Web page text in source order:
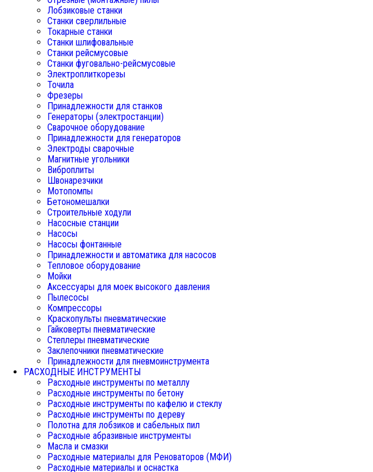
Лобзиковые станки
Станки сверлильные
Токарные станки
Станки шлифовальные
Станки рейсмусовые
Станки фуговально-рейсмусовые
Электроплиткорезы
Точила
Фрезеры
Принадлежности для станков
Генераторы (электростанции)
Сварочное оборудование
Принадлежности для генераторов
Электроды сварочные
Магнитные угольники
Виброплиты
Швонарезчики
Мотопомпы
Бетономешалки
Строительные ходули
Насосные станции
Насосы
Насосы фонтанные
Принадлежности и автоматика для насосов
Тепловое оборудование
Мойки
Аксессуары для моек высокого давления
Пылесосы
Компрессоры
Краскопульты пневматические
Гайковерты пневматические
Степлеры пневматические
Заклепочники пневматические
Принадлежности для пневмоинструмента
РАСХОДНЫЕ ИНСТРУМЕНТЫ
Расходные инструменты по металлу
Расходные инструменты по бетону
Расходные инструменты по кафелю и стеклу
Расходные инструменты по дереву
Полотна для лобзиков и сабельных пил
Расходные абразивные инструменты
Масла и смазки
Расходные материалы для Реноваторов (МФИ)
Расходные материалы и оснастка